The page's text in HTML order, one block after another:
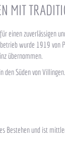
MIT
einen zuverlässigen
wurde 1919 von
übernommen.
Süden von
Bestehen und ist